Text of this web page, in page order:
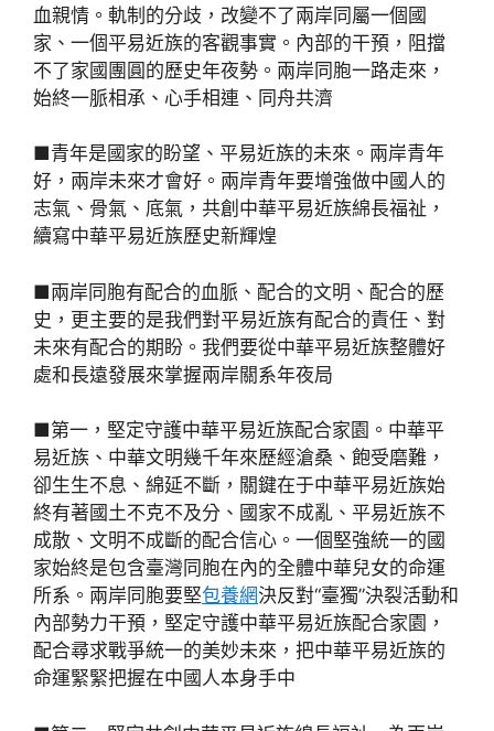
血親情。軌制的分歧，改變不了兩岸同屬一個國
家、一個平易近族的客觀事實。內部的干預，阻擋
不了家國團圓的歷史年夜勢。兩岸同胞一路走來，
始終一脈相承、心手相連、同舟共濟
■青年是國家的盼望、平易近族的未來。兩岸青年
好，兩岸未來才會好。兩岸青年要增強做中國人的
志氣、骨氣、底氣，共創中華平易近族綿長福祉，
續寫中華平易近族歷史新輝煌
■兩岸同胞有配合的血脈、配合的文明、配合的歷
史，更主要的是我們對平易近族有配合的責任、對
未來有配合的期盼。我們要從中華平易近族整體好
處和長遠發展來掌握兩岸關系年夜局
■第一，堅定守護中華平易近族配合家園。中華平
易近族、中華文明幾千年來歷經滄桑、飽受磨難，
卻生生不息、綿延不斷，關鍵在于中華平易近族始
終有著國土不克不及分、國家不成亂、平易近族不
成散、文明不成斷的配合信心。一個堅強統一的國
家始終是包含臺灣同胞在內的全體中華兒女的命運
所系。兩岸同胞要堅包養網決反對“臺獨”決裂活動和
內部勢力干預，堅定守護中華平易近族配合家園，
配合尋求戰爭統一的美妙未來，把中華平易近族的
命運緊緊把握在中國人本身手中